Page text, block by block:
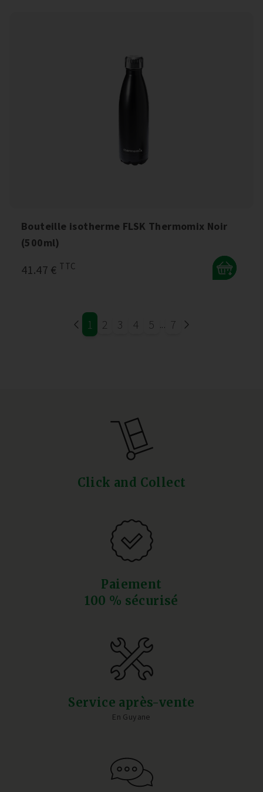
Bouteille isotherme FLSK Thermomix Noir
(500ml)
41.47 € TTC
+
1 2 3 4 5 ... 7
Click and Collect
Paiement
100 % sécurisé
Service après-vente
En Guyane